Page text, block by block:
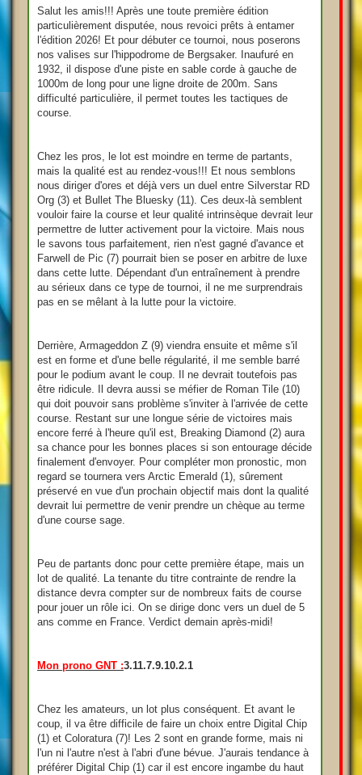
Salut les amis!!! Après une toute première édition
particulièrement disputée, nous revoici prêts à entamer
l'édition 2026! Et pour débuter ce tournoi, nous poserons
nos valises sur l'hippodrome de Bergsaker. Inaufuré en
1932, il dispose d'une piste en sable corde à gauche de
1000m de long pour une ligne droite de 200m. Sans
difficulté particulière, il permet toutes les tactiques de
course.
Chez les pros, le lot est moindre en terme de partants,
mais la qualité est au rendez-vous!!! Et nous semblons
nous diriger d'ores et déjà vers un duel entre Silverstar RD
Org (3) et Bullet The Bluesky (11). Ces deux-là semblent
vouloir faire la course et leur qualité intrinsèque devrait leur
permettre de lutter activement pour la victoire. Mais nous
le savons tous parfaitement, rien n'est gagné d'avance et
Farwell de Pic (7) pourrait bien se poser en arbitre de luxe
dans cette lutte. Dépendant d'un entraînement à prendre
au sérieux dans ce type de tournoi, il ne me surprendrais
pas en se mêlant à la lutte pour la victoire.
Derrière, Armageddon Z (9) viendra ensuite et même s'il
est en forme et d'une belle régularité, il me semble barré
pour le podium avant le coup. Il ne devrait toutefois pas
être ridicule. Il devra aussi se méfier de Roman Tile (10)
qui doit pouvoir sans problème s'inviter à l'arrivée de cette
course. Restant sur une longue série de victoires mais
encore ferré à l'heure qu'il est, Breaking Diamond (2) aura
sa chance pour les bonnes places si son entourage décide
finalement d'envoyer. Pour compléter mon pronostic, mon
regard se tournera vers Arctic Emerald (1), sûrement
préservé en vue d'un prochain objectif mais dont la qualité
devrait lui permettre de venir prendre un chèque au terme
d'une course sage.
Peu de partants donc pour cette première étape, mais un
lot de qualité. La tenante du titre contrainte de rendre la
distance devra compter sur de nombreux faits de course
pour jouer un rôle ici. On se dirige donc vers un duel de 5
ans comme en France. Verdict demain après-midi!
Mon prono GNT :3.11.7.9.10.2.1
Chez les amateurs, un lot plus conséquent. Et avant le
coup, il va être difficile de faire un choix entre Digital Chip
(1) et Coloratura (7)! Les 2 sont en grande forme, mais ni
l'un ni l'autre n'est à l'abri d'une bévue. J'aurais tendance à
préférer Digital Chip (1) car il est encore ingambe du haut